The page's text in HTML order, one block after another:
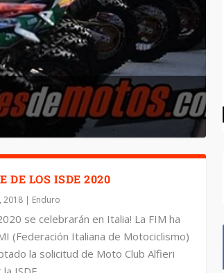
DE LOS ISDE 2020
2018| Enduro
se celebrarán en Italia! La FIM ha
(Federación Italiana de Motociclismo)
la solicitud de Moto Club Alfieri